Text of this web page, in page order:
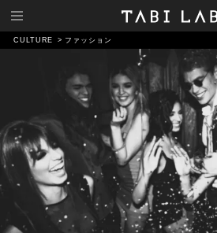
CULTURE ファッション